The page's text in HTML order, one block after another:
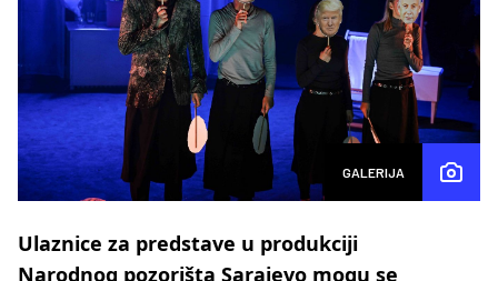
GALERIJA
Ulaznice za predstave u produkciji
Narodnog pozorišta Sarajevo mogu se